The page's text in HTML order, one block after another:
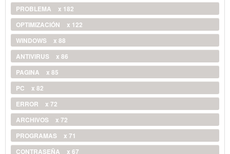
PROBLEMA
x 182
OPTIMIZACIÓN
x 122
WINDOWS
x 88
ANTIVIRUS
x 86
PAGINA
x 85
PC
x 82
ERROR
x 72
ARCHIVOS
x 72
PROGRAMAS
x 71
CONTRASEÑA
x 67